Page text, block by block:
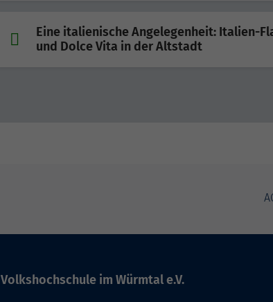
Eine italienische Angelegenheit: Italien-
und Dolce Vita in der Altstadt
Volkshochschule im Würmtal e.V.